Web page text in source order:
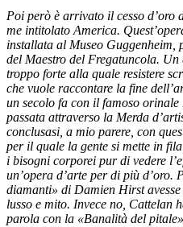
Poi però è arrivato il cesso d’oro
me intitolato America.
installata al Museo Guggenheim,
del Maestro del Fregatuncola. Un
troppo forte alla quale resistere
che vuole raccontare la fine
un secolo fa con il famoso orinale
passata attraverso la Merda
conclusasi, a mio parere, con
per il quale la gente si mette in
i bisogni corporei pur di vedere
un’opera d’arte per di più d’oro.
diamanti» di Damien Hirst avesse
lusso e mito. Invece no, Cattelan
parola con la «Banalità del